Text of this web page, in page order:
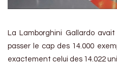
La Lamborghini Gallardo
passer le cap des 14.000
exactement celui des 14.022